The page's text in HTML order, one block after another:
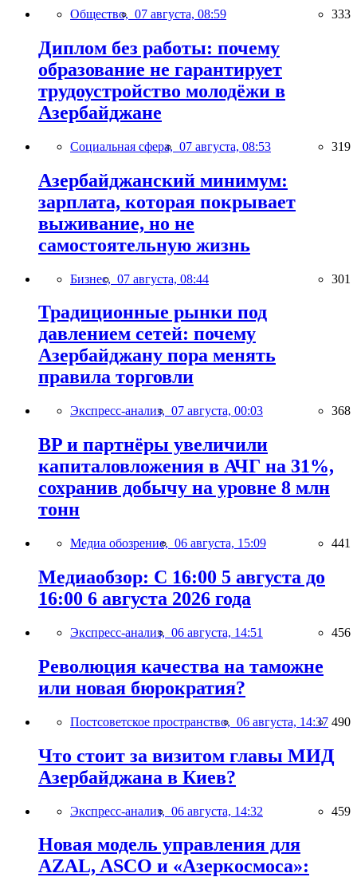
Общество, 07 августа, 08:59 333
Диплом без работы: почему
образование не гарантирует
трудоустройство молодёжи в
Азербайджане
Социальная сфера, 07 августа, 08:53 319
Азербайджанский минимум:
зарплата, которая покрывает
выживание, но не
самостоятельную жизнь
Бизнес, 07 августа, 08:44 301
Традиционные рынки под
давлением сетей: почему
Азербайджану пора менять
правила торговли
Экспресс-анализ, 07 августа, 00:03 368
BP и партнёры увеличили
капиталовложения в АЧГ на 31%,
сохранив добычу на уровне 8 млн
тонн
Медиа обозрение, 06 августа, 15:09 441
Медиаобзор: С 16:00 5 августа до
16:00 6 августа 2026 года
Экспресс-анализ, 06 августа, 14:51 456
Революция качества на таможне
или новая бюрократия?
Постсоветское пространство, 06 августа, 14:37 490
Что стоит за визитом главы МИД
Азербайджана в Киев?
Экспресс-анализ, 06 августа, 14:32 459
Новая модель управления для
AZAL, ASCO и «Азеркосмоса»: